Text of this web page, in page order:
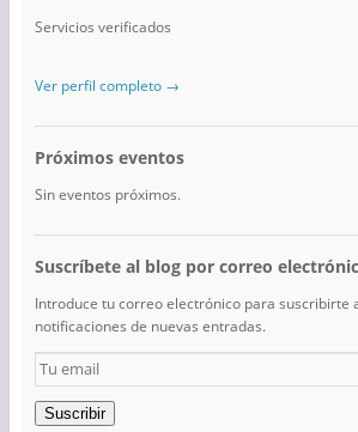
Servicios verificados
Ver perfil completo →
Próximos eventos
Sin eventos próximos.
Suscríbete al blog por correo
Introduce tu correo electrónico para suscribirte
notificaciones de nuevas entradas.
Tu
email
Suscribir